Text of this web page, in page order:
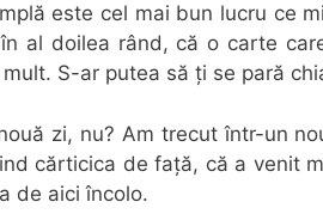
este cel mai bun lucru ce
al doilea rând, că o carte
S-ar putea să ți se pară
zi, nu? Am trecut într-un
cărticica de față, că a venit
de aici încolo.